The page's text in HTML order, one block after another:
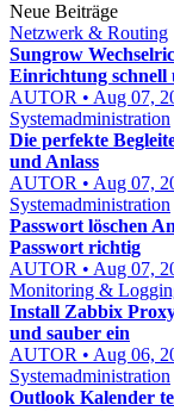
Neue Beiträge
Netzwerk & Routing
Sungrow
Einrichtung schnell
AUTOR • Aug 07,
Systemadministration
Die perfekte
und Anlass
AUTOR • Aug 07,
Systemadministration
Passwort löschen
Passwort richtig
AUTOR • Aug 07,
Monitoring &
Install Zabbix
und sauber ein
AUTOR • Aug 06,
Systemadministration
Outlook Kalender